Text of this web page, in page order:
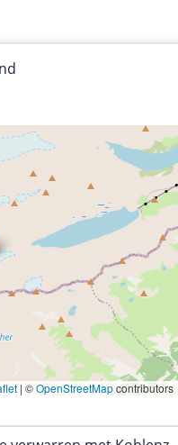
| ©OpenStreetMapcontributors